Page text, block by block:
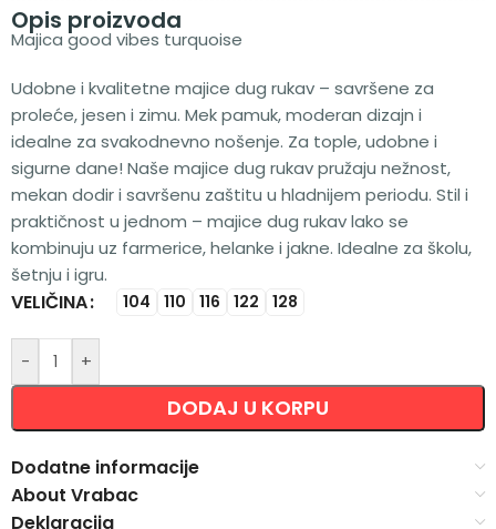
Opis proizvoda
Majica good vibes turquoise
Udobne i kvalitetne majice dug rukav – savršene za
proleće, jesen i zimu. Mek pamuk, moderan dizajn i
idealne za svakodnevno nošenje. Za tople, udobne i
sigurne dane! Naše majice dug rukav pružaju nežnost,
mekan dodir i savršenu zaštitu u hladnijem periodu. Stil i
praktičnost u jednom – majice dug rukav lako se
kombinuju uz farmerice, helanke i jakne. Idealne za školu,
šetnju i igru.
VELIČINA 104 110 116 122 128
- +
DODAJ U KORPU
Alternative:
Dodatne informacije
About Vrabac
Deklaracija